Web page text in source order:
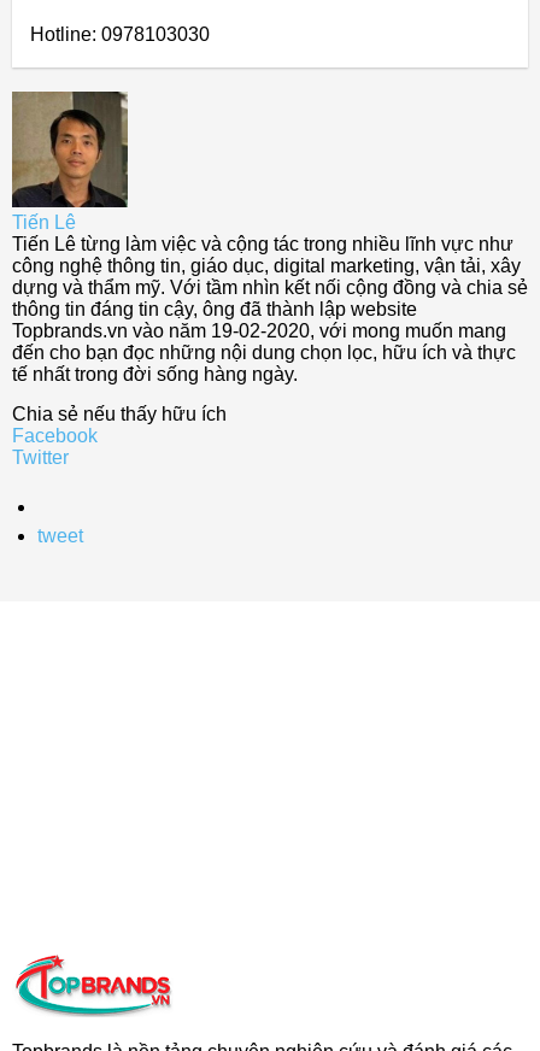
Hotline: 0978103030
Tiến Lê
Tiến Lê từng làm việc và cộng tác trong nhiều lĩnh vực như
công nghệ thông tin, giáo dục, digital marketing, vận tải, xây
dựng và thẩm mỹ. Với tầm nhìn kết nối cộng đồng và chia sẻ
thông tin đáng tin cậy, ông đã thành lập website
Topbrands.vn vào năm 19-02-2020, với mong muốn mang
đến cho bạn đọc những nội dung chọn lọc, hữu ích và thực
tế nhất trong đời sống hàng ngày.
Chia sẻ nếu thấy hữu ích
Facebook
Twitter
tweet